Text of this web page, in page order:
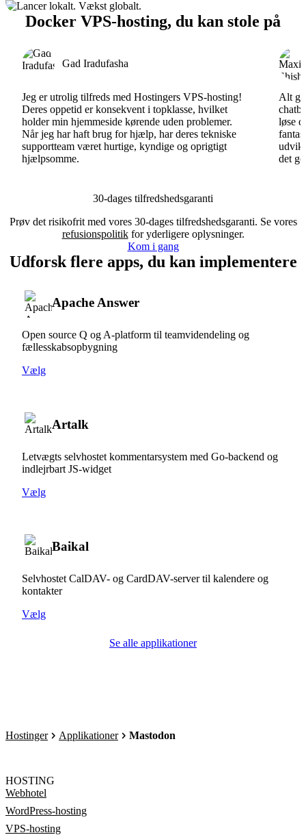
Docker VPS-hosting, du kan stole på
Gad Iradufasha
Jeg er utrolig tilfreds med Hostingers VPS-hosting!
Deres oppetid er konsekvent i topklasse, hvilket
holder min hjemmeside kørende uden problemer.
Når jeg har haft brug for hjælp, har deres tekniske
supportteam været hurtige, kyndige og oprigtigt
hjælpsomme.
Alt
løse
det
30-dages tilfredshedsgaranti
Prøv det risikofrit med vores 30-dages tilfredshedsgaranti. Se vores
refusionspolitikfor yderligere oplysninger.
Kom i gang
Udforsk flere apps, du kan implementere
Apache Answer
Open source Q og A-platform til teamvidendeling og
fællesskabsopbygning
Vælg
Artalk
Letvægts selvhostet kommentarsystem med Go-backend og
indlejrbart JS-widget
Vælg
Baikal
Selvhostet CalDAV- og CardDAV-server til kalendere og
kontakter
Vælg
Se alle applikationer
Hostinger Applikationer Mastodon
HOSTING
Webhotel
WordPress-hosting
VPS-hosting